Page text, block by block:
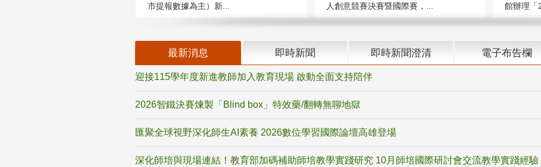
市提報數據為主）新...
人創意競賽決賽暨國際賽，...
館辦理「
最新消息 即時新聞 即時新聞澄清 電子布告欄
迎接115學年度新進教師加入教育現場 啟動全面支持陪伴
2026智鐵決賽煉製「Blind box」特效藥/翻轉無聊地獄
匯聚全球視野深化師生AI素養 2026數位學習國際論壇高雄登場
深化師培與現場連結！教育部加碼補助師培教學實踐研究 10月師培國際研討會交流教學實踐經驗